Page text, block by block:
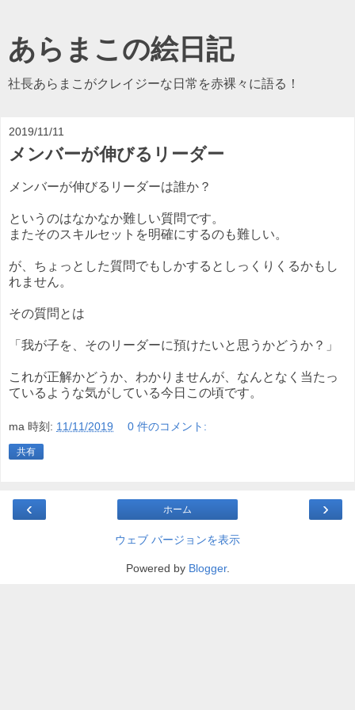
あらまこの絵日記
社長あらまこがクレイジーな日常を赤裸々に語る！
2019/11/11
メンバーが伸びるリーダー
メンバーが伸びるリーダーは誰か？
というのはなかなか難しい質問です。
またそのスキルセットを明確にするのも難しい。
が、ちょっとした質問でもしかするとしっくりくるかもし
れません。
その質問とは
「我が子を、そのリーダーに預けたいと思うかどうか？」
これが正解かどうか、わかりませんが、なんとなく当たっ
ているような気がしている今日この頃です。
ma 時刻: 11/11/2019 0 件のコメント:
共有
‹ ›
ホーム
ウェブ バージョンを表示
Powered by Blogger.